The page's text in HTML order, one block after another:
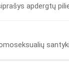
apdergtų